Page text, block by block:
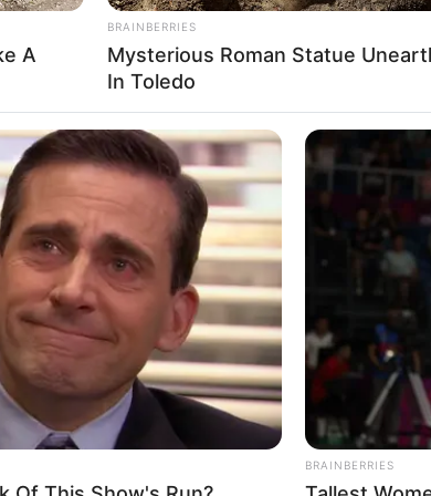
A
BRAINBERRIES
Mysterious Roman Statue
In Toledo
BRAINBERRIES
BUZZ DAY
What Engineers Found At
Changes History